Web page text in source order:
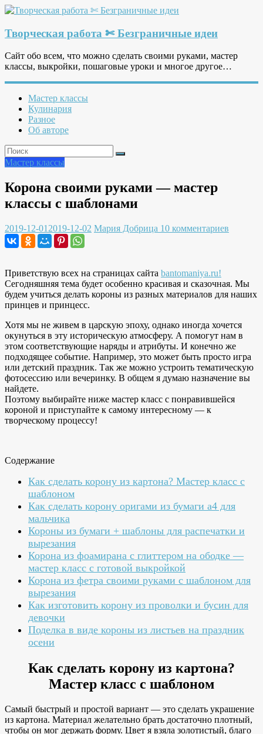
Творческая работа ✄ Безграничные идеи
Сайт обо всем, что можно сделать своими руками, мастер
классы, выкройки, пошаговые уроки и многое другое…
Мастер классы
Кулинария
Разное
Об авторе
Мастер классы
Корона своими руками — мастер
классы с шаблонами
2019-12-01 2019-12-02 Мария Добрица 10 комментариев
Приветствую всех на страницах сайта bantomaniya.ru!
Сегодняшняя тема будет особенно красивая и сказочная. Мы
будем учиться делать короны из разных материалов для наших
принцев и принцесс.
Хотя мы не живем в царскую эпоху, однако иногда хочется
окунуться в эту историческую атмосферу. А помогут нам в
этом соответствующие наряды и атрибуты. И конечно же
подходящее событие. Например, это может быть просто игра
или детский праздник. Так же можно устроить тематическую
фотосессию или вечеринку. В общем я думаю назначение вы
найдете.
Поэтому выбирайте ниже мастер класс с понравившейся
короной и приступайте к самому интересному — к
творческому процессу!
Содержание
Как сделать корону из картона? Мастер класс с
шаблоном
Как сделать корону оригами из бумаги а4 для
мальчика
Короны из бумаги + шаблоны для распечатки и
вырезания
Корона из фоамирана с глиттером на ободке —
мастер класс с готовой выкройкой
Корона из фетра своими руками с шаблоном для
вырезания
Как изготовить корону из проволки и бусин для
девочки
Поделка в виде короны из листьев на праздник
осени
Как сделать корону из картона?
Мастер класс с шаблоном
Самый быстрый и простой вариант — это сделать украшение
из картона. Материал желательно брать достаточно плотный,
чтобы он мог держать форму. Цвет я взяла золотистый, благо